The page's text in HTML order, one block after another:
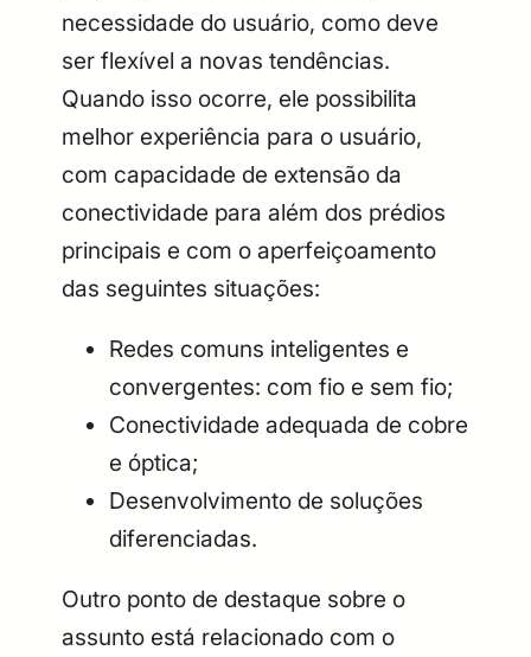
necessidade do usuário, como deve
ser flexível a novas tendências.
Quando isso ocorre, ele possibilita
melhor experiência para o usuário,
com capacidade de extensão da
conectividade para além dos prédios
principais e com o aperfeiçoamento
das seguintes situações:
Redes comuns inteligentes e
convergentes: com fio e sem fio;
Conectividade adequada de cobre
e óptica;
Desenvolvimento de soluções
diferenciadas.
Outro ponto de destaque sobre o
assunto está relacionado com o